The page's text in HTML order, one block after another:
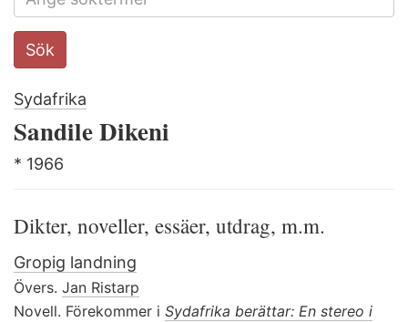
Search
this
Sök
Sydafrika
Sandile Dikeni
* 1966
Dikter, noveller, essäer, utdrag, m.m.
Gropig landning
Övers. Jan Ristarp
Novell. Förekommer i Sydafrika berättar: En stereo i